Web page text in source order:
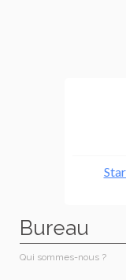
Bureau
Qui sommes-nous ?